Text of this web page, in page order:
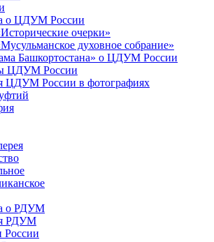
о ЦДУМ России
очерки»
духовное собрание»
Башкортостана» о ЦДУМ России
ЦДУМ России
ЦДУМ России в фотографиях
о РДУМ
РДУМ